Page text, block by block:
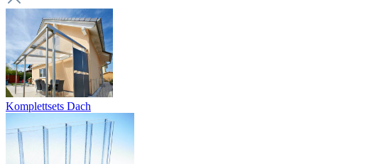
Komplettsets Dach